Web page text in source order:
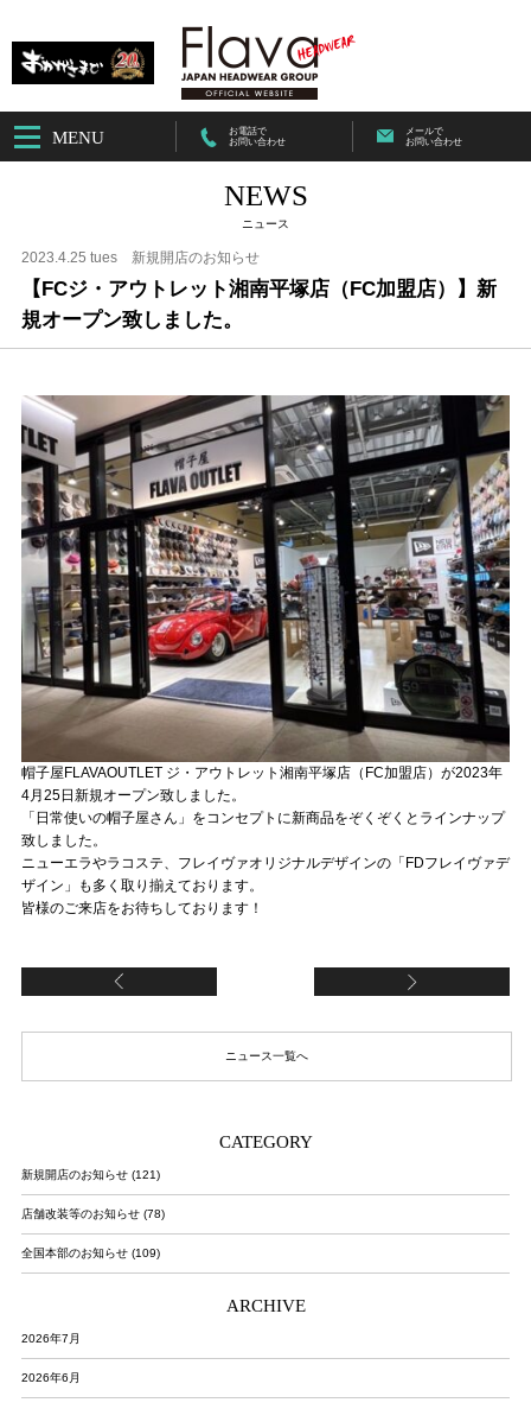
MENU
お電話で
お問い合わせ
メールで
お問い合わせ
NEWS
ニュース
2023.4.25 tues 新規開店のお知らせ
【FCジ・アウトレット湘南平塚店（FC加盟店）】新
規オープン致しました。
帽子屋FLAVAOUTLET ジ・アウトレット湘南平塚店（FC加盟店）が2023年
4月25日新規オープン致しました。
「日常使いの帽子屋さん」をコンセプトに新商品をぞくぞくとラインナップ
致しました。
ニューエラやラコステ、フレイヴァオリジナルデザインの「FDフレイヴァデ
ザイン」も多く取り揃えております。
皆様のご来店をお待ちしております！
【帽子屋Flava公式オンライン店（直営店）】新
ニュース一覧へ
CATEGORY
新規開店のお知らせ (121)
店舗改装等のお知らせ (78)
全国本部のお知らせ (109)
ARCHIVE
2026年7月
2026年6月